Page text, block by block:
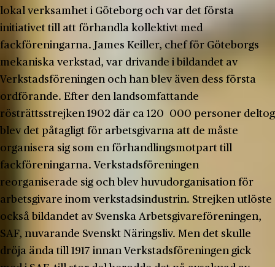
lokal verksamhet i Göteborg och var det första
initiativet till att förhandla kollektivt med
fackföreningarna. James Keiller, chef för Göteborgs
mekaniska verkstad, var drivande i bildandet av
Verkstadsföreningen och han blev även dess första
ordförande. Efter den landsomfattande
rösträttsstrejken 1902 där ca 120 000 personer deltog
blev det påtagligt för arbetsgivarna att de måste
organisera sig som en förhandlingsmotpart till
fackföreningarna. Verkstadsföreningen
reorganiserade sig och blev huvudorganisation för
arbetsgivare inom verkstadsindustrin. Strejken utlöste
också bildandet av Svenska Arbetsgivareföreningen,
SAF, nuvarande Svenskt Näringsliv. Men det skulle
dröja ända till 1917 innan Verkstadsföreningen gick